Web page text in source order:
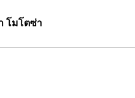
โมโตซ่า